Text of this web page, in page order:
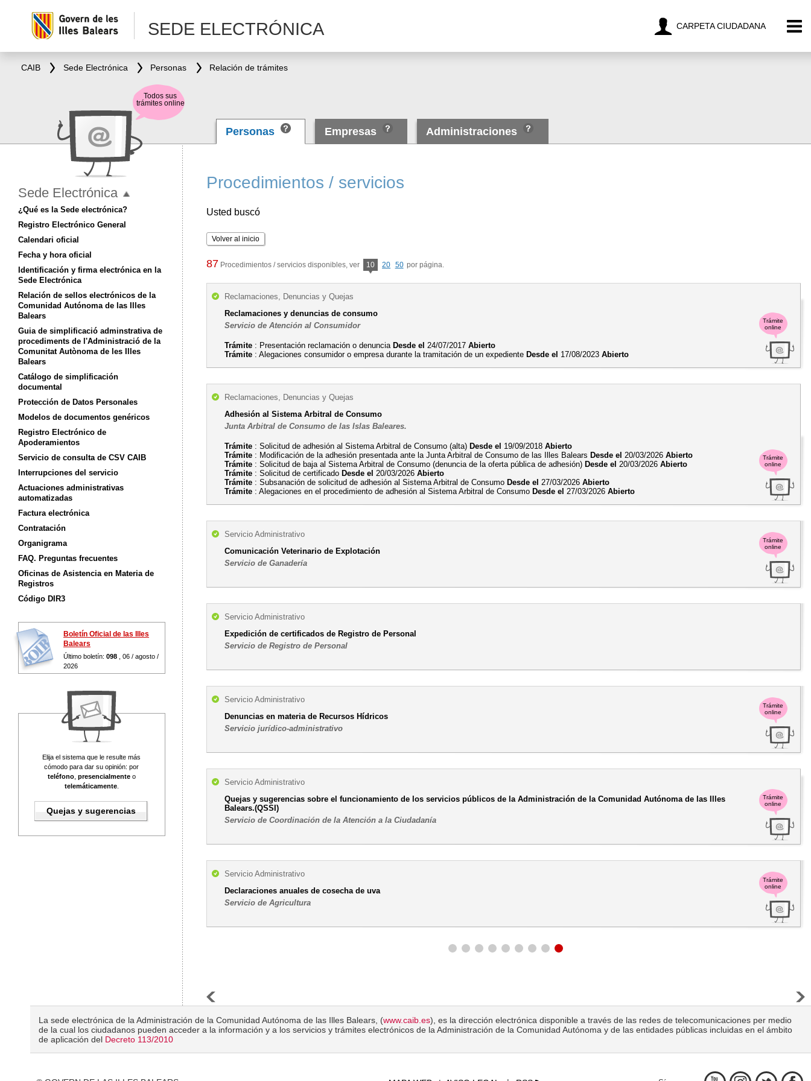
SEDE ELECTRÓNICA CARPETA CIUDADANA
CAIB Sede Electrónica Personas Relación de trámites
Personas Empresas Administraciones
Procedimientos / servicios
Usted buscó
Volver al inicio
87 Procedimientos / servicios disponibles, ver 10 20 50 por página.
Trámite
online
Reclamaciones, Denuncias y Quejas
Reclamaciones y denuncias de consumo
Servicio de Atención al Consumidor
Trámite : Presentación reclamación o denuncia Desde el 24/07/2017Abierto
Trámite : Alegaciones consumidor o empresa durante la tramitación de un expediente Desde el 17/08/2023Abierto
Trámite
online
Reclamaciones, Denuncias y Quejas
Adhesión al Sistema Arbitral de Consumo
Junta Arbitral de Consumo de las Islas Baleares.
Trámite : Solicitud de adhesión al Sistema Arbitral de Consumo (alta) Desde el 19/09/2018Abierto
Trámite : Modificación de la adhesión presentada ante la Junta Arbitral de Consumo de las Illes Balears Desde el 20/03/2026Abierto
Trámite : Solicitud de baja al Sistema Arbitral de Consumo (denuncia de la oferta pública de adhesión) Desde el 20/03/2026Abierto
Trámite : Solicitud de certificado Desde el 20/03/2026Abierto
Trámite : Subsanación de solicitud de adhesión al Sistema Arbitral de Consumo Desde el 27/03/2026Abierto
Trámite : Alegaciones en el procedimiento de adhesión al Sistema Arbitral de Consumo Desde el 27/03/2026Abierto
Trámite
online
Servicio Administrativo
Comunicación Veterinario de Explotación
Servicio de Ganadería
Servicio Administrativo
Expedición de certificados de Registro de Personal
Servicio de Registro de Personal
Trámite
online
Servicio Administrativo
Denuncias en materia de Recursos Hídricos
Servicio jurídico-administrativo
Trámite
online
Servicio Administrativo
Quejas y sugerencias sobre el funcionamiento de los servicios públicos de la Administración de la Comunidad Autónoma de las Illes
Balears.(QSSI)
Servicio de Coordinación de la Atención a la Ciudadanía
Trámite
online
Servicio Administrativo
Declaraciones anuales de cosecha de uva
Servicio de Agricultura
Todos sus
trámites online
Sede Electrónica
¿Qué es la Sede electrónica?
Registro Electrónico General
Calendari oficial
Fecha y hora oficial
Identificación y firma electrónica en la
Sede Electrónica
Relación de sellos electrónicos de la
Comunidad Autónoma de las Illes
Balears
Guia de simplificació adminstrativa de
procediments de l'Administració de la
Comunitat Autònoma de les Illes
Balears
Catálogo de simplificación
documental
Protección de Datos Personales
Modelos de documentos genéricos
Registro Electrónico de
Apoderamientos
Servicio de consulta de CSV CAIB
Interrupciones del servicio
Actuaciones administrativas
automatizadas
Factura electrónica
Contratación
Organigrama
FAQ. Preguntas frecuentes
Oficinas de Asistencia en Materia de
Registros
Código DIR3
Boletín Oficial de las Illes
Balears
Último boletín:098 , 06 / agosto /
2026
Elija el sistema que le resulte más
cómodo para dar su opinión: por
teléfono, presencialmenteo
telemáticamente.
Quejas y sugerencias
La sede electrónica de la Administración de la Comunidad Autónoma de las Illes Balears, (www.caib.es), es la dirección electrónica disponible a través de las redes de telecomunicaciones per medio
de la cual los ciudadanos pueden acceder a la información y a los servicios y trámites electrónicos de la Administración de la Comunidad Autónoma y de las entidades públicas incluidas en el ámbito
de aplicación del Decreto 113/2010